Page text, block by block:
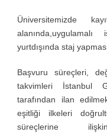
Üniversitemizde
yurtdışında staj
Başvuru süreçleri,
takvimleri İstanbul
tarafından ilan
eşitliği ilkeleri
süreçlerine